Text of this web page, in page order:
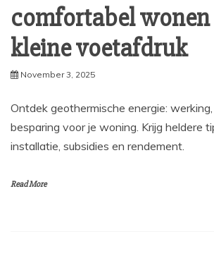
comfortabel wonen
kleine voetafdruk
November 3, 2025
Ontdek geothermische energie:
besparing voor je woning. Krijg heldere
installatie, subsidies en rendement.
Read More